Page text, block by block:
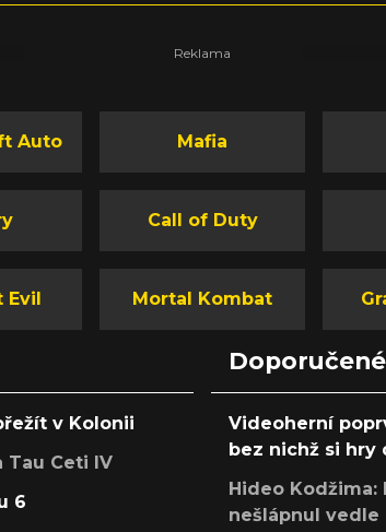
Auto Mafia
Call of Duty
Evil Mortal Kombat
v Kolonii
Tau Ceti IV
6
Videoherní
bez nichž si hry
Hideo
nešlápnul vedle